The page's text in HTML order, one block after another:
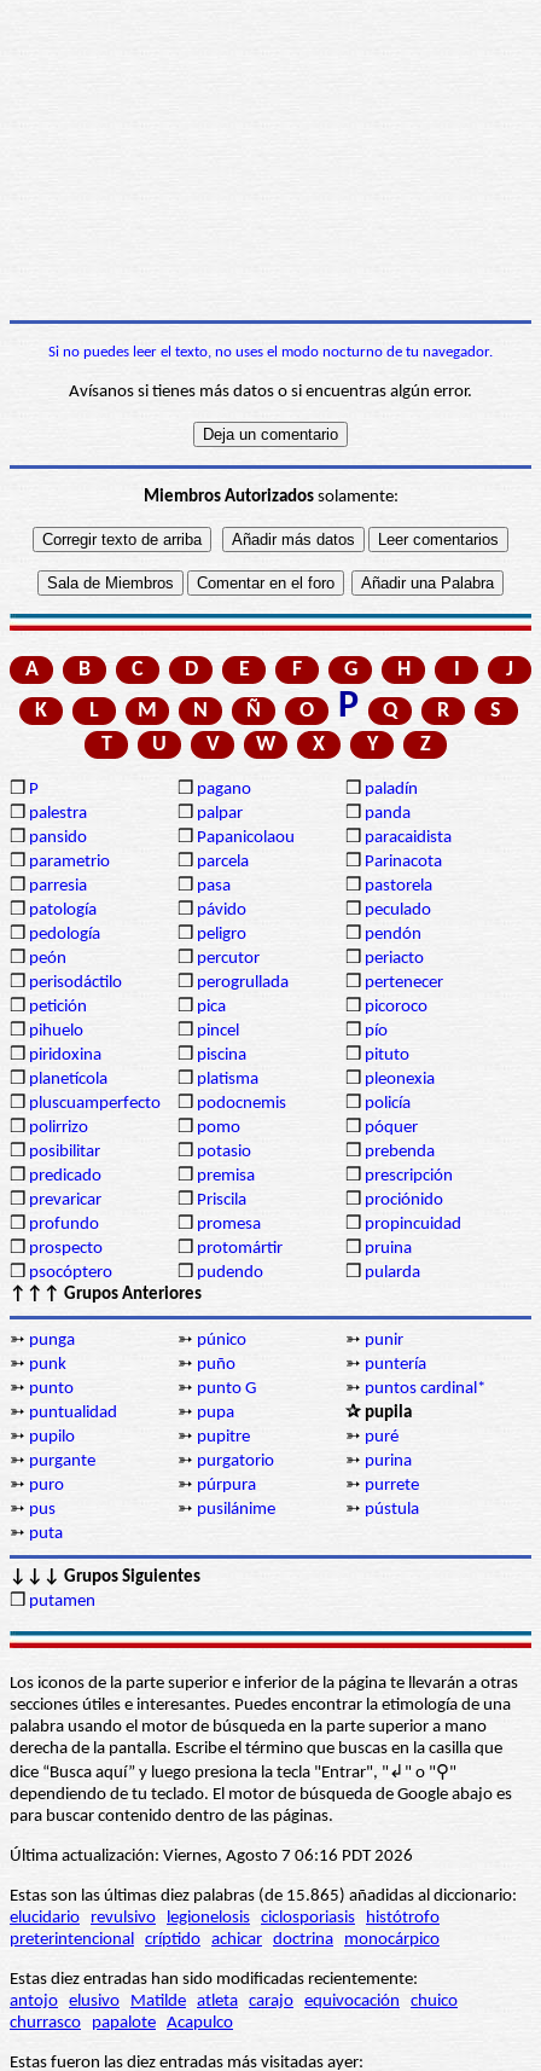
Si no puedes leer el texto, no uses el modo nocturno de tu navegador.
Avísanos si tienes más datos o si encuentras algún error.
Miembros Autorizadossolamente:
A B C D E F G H I
J
K
L M N Ñ O P Q R
S
T
U V W X Y Z
❒ P ❒ pagano ❒ paladín
❒ palestra ❒ palpar ❒ panda
❒ pansido ❒ Papanicolaou ❒ paracaidista
❒ parametrio ❒ parcela ❒ Parinacota
❒ parresia ❒ pasa ❒ pastorela
❒ patología ❒ pávido ❒ peculado
❒ pedología ❒ peligro ❒ pendón
❒ peón ❒ percutor ❒ periacto
❒ perisodáctilo ❒ perogrullada ❒ pertenecer
❒ petición ❒ pica ❒ picoroco
❒ pihuelo ❒ pincel ❒ pío
❒ piridoxina ❒ piscina ❒ pituto
❒ planetícola ❒ platisma ❒ pleonexia
❒ pluscuamperfecto ❒ podocnemis ❒ policía
❒ polirrizo ❒ pomo ❒ póquer
❒ posibilitar ❒ potasio ❒ prebenda
❒ predicado ❒ premisa ❒ prescripción
❒ prevaricar ❒ Priscila ❒ prociónido
❒ profundo ❒ promesa ❒ propincuidad
❒ prospecto ❒ protomártir ❒ pruina
❒ psocóptero ❒ pudendo ❒ pularda
↑↑↑ Grupos Anteriores
➳ punga ➳ púnico ➳ punir
➳ punk ➳ puño ➳ puntería
➳ punto ➳ punto G ➳ puntos cardinal*
➳ puntualidad ➳ pupa
✰ pupila
➳ pupilo ➳ pupitre ➳ puré
➳ purgante ➳ purgatorio ➳ purina
➳ puro ➳ púrpura ➳ purrete
➳ pus ➳ pusilánime ➳ pústula
➳ puta
↓↓↓ Grupos Siguientes
❒ putamen
Los iconos de la parte superior e inferior de la página te llevarán a otras
secciones útiles e interesantes. Puedes encontrar la etimología de una
palabra usando el motor de búsqueda en la parte superior a mano
derecha de la pantalla. Escribe el término que buscas en la casilla que
dice “Busca aquí” y luego presiona la tecla "Entrar", "↲" o "⚲"
dependiendo de tu teclado. El motor de búsqueda de Google abajo es
para buscar contenido dentro de las páginas.
Última actualización: Viernes, Agosto 7 06:16 PDT 2026
Estas son las últimas diez palabras (de 15.865) añadidas al diccionario:
elucidario
revulsivo legionelosis ciclosporiasis
histótrofo
preterintencional críptido achicar doctrina monocárpico
Estas diez entradas han sido modificadas recientemente:
antojo elusivo Matilde atleta carajo equivocación
chuico
churrasco
papalote Acapulco
Estas fueron las diez entradas más visitadas ayer: